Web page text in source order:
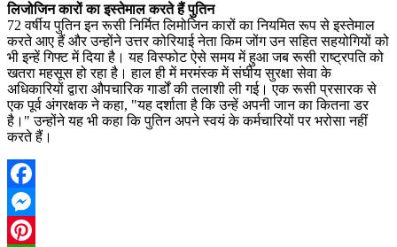
लिजोजिन कारों का इस्तेमाल करते हैं पुतिन
72 वर्षीय पुतिन इन रूसी निर्मित लिमोजिन कारों का नियमित रूप से इस्तेमाल
करते आए हैं और उन्होंने उत्तर कोरियाई नेता किम जोंग उन सहित सहयोगियों को
भी इन्हें गिफ्ट में दिया है। यह विस्फोट ऐसे समय में हुआ जब रूसी राष्ट्रपति को
खतरा महसूस हो रहा है। हाल ही में मरमंस्क में संघीय सुरक्षा सेवा के
अधिकारियों द्वारा औपचारिक गार्डों की तलाशी ली गई। एक रूसी प्रसारक से
एक पूर्व अंगरक्षक ने कहा, "यह दर्शाता है कि उन्हें अपनी जान का कितना डर ​​
है।" उन्होंने यह भी कहा कि पुतिन अपने स्वयं के कर्मचारियों पर भरोसा नहीं
करते हैं।
Facebook
Messenger